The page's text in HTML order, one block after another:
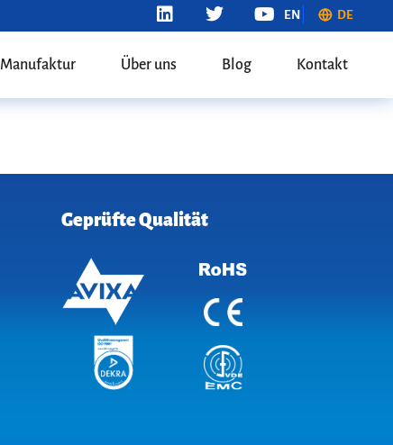
EN DE
Manufaktur Über uns Blog Kontakt
Geprüfte Qualität